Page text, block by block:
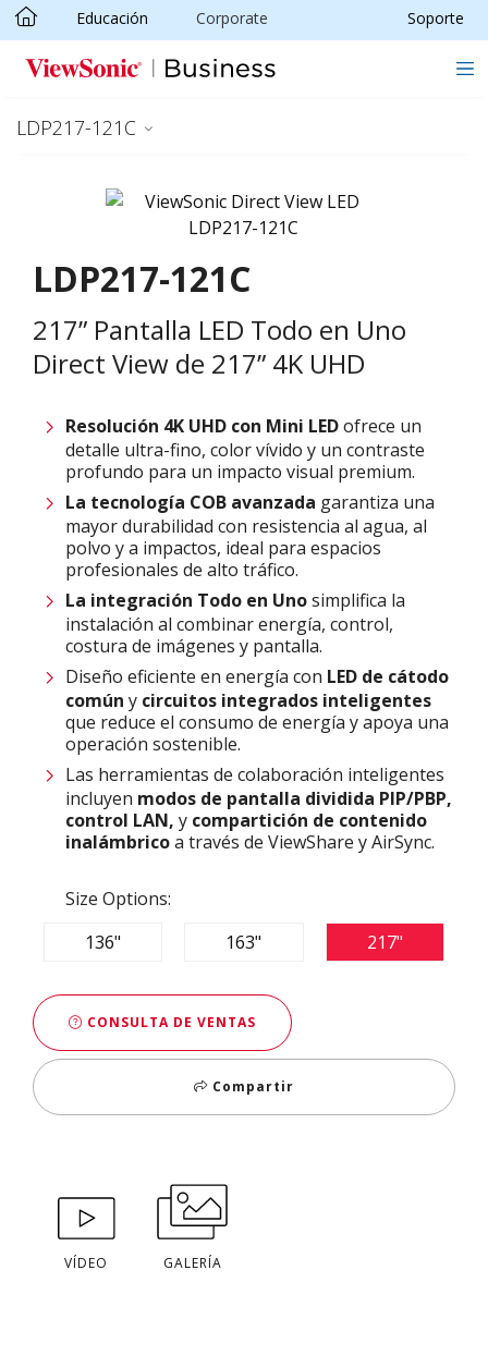
Skip to main content
Educación Corporate Soporte
LDP217-121C
LDP217-121C
217” Pantalla LED Todo en Uno
Direct View de 217” 4K UHD
Resolución 4K UHD con Mini LEDofrece un
detalle ultra-fino, color vívido y un contraste
profundo para un impacto visual premium.
La tecnología COB avanzada garantiza una
mayor durabilidad con resistencia al agua, al
polvo y a impactos, ideal para espacios
profesionales de alto tráfico.
La integración Todo en Unosimplifica la
instalación al combinar energía, control,
costura de imágenes y pantalla.
Diseño eficiente en energía con LED de cátodo
común y circuitos integrados inteligentes
que reduce el consumo de energía y apoya una
operación sostenible.
Las herramientas de colaboración inteligentes
incluyen modos de pantalla dividida PIP/PBP,
control LAN, y compartición de contenido
inalámbricoa través de ViewShare y AirSync.
Size Options:
136"
163" 217"
CONSULTA DE VENTAS
Compartir
VÍDEO GALERÍA